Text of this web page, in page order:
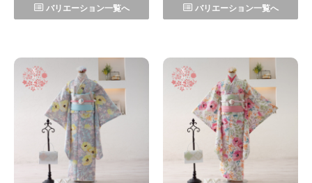
バリエーション一覧へ バリエーション一覧へ